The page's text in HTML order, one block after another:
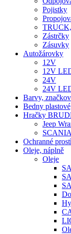
Pojistky
Zástrčky
Zásuvky
Autožárovky
12V
12V
24V
24V
Barvy,
Bedny
Hračky
Jeep
SCANIA
Ochranné
Oleje, náplně
Oleje